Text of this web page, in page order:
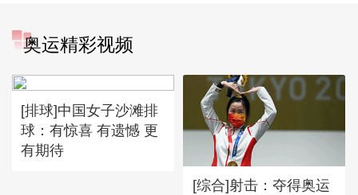
奥运精彩视频
[排球]中国女子沙滩排
球：有惊喜 有遗憾 更
有期待
[综合]射击：夺得奥运